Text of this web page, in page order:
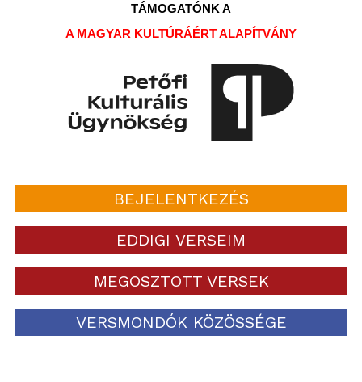
TÁMOGATÓNK A
A MAGYAR KULTÚRÁÉRT ALAPÍTVÁNY
BEJELENTKEZÉS
EDDIGI VERSEIM
MEGOSZTOTT VERSEK
VERSMONDÓK KÖZÖSSÉGE